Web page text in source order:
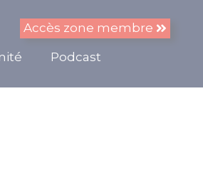
Accès zone membre
Podcast